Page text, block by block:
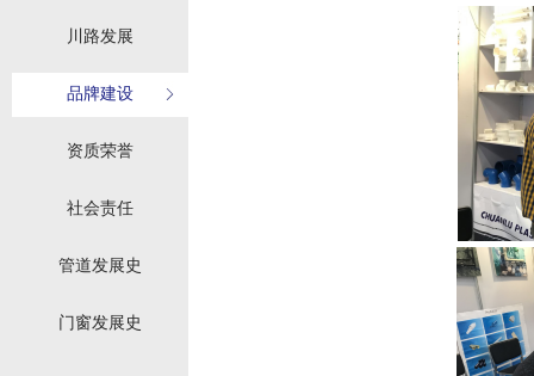
川路发展
品牌建设
资质荣誉
社会责任
管道发展史
门窗发展史